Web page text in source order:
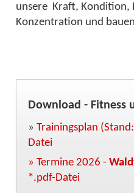
unsere Kraft, Kondition,
Konzentration und
Download - Fitness
»Trainingsplan
Datei
» Termine 2026 -
*.pdf-Datei